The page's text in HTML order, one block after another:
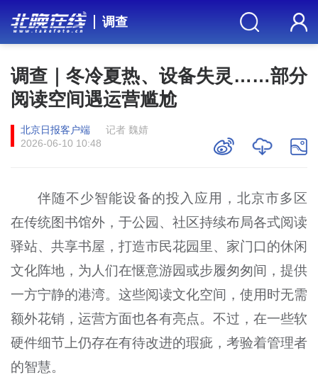
调查
调查｜冬冷夏热、设备失灵……部分
阅读空间遇运营尴尬
北京日报客户端
记者 魏婧
2026-06-10 10:48
伴随不少智能设备的投入应用，北京市多区
在传统图书馆外，于公园、社区持续布局各式阅读
驿站、共享书屋，打造市民花园里、家门口的休闲
文化阵地，为人们在惬意游园或步履匆匆间，提供
一方宁静的港湾。这些阅读文化空间，使用时无需
额外花销，运营方面也各有亮点。不过，在一些软
硬件细节上仍存在有待改进的瑕疵，考验着管理者
的智慧。